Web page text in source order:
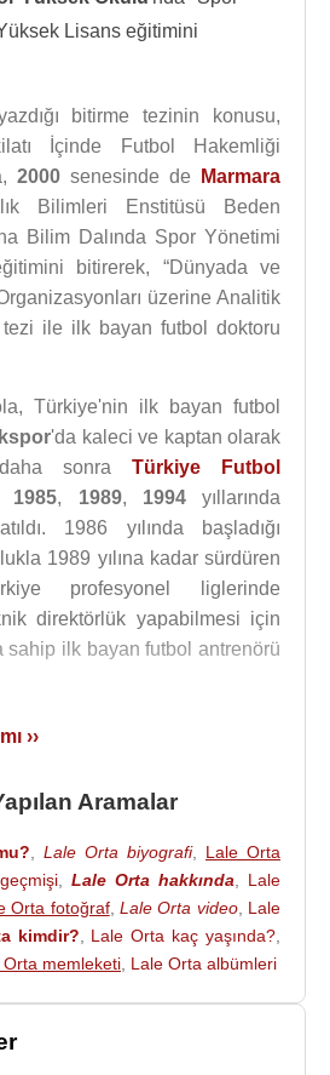
Lisans eğitimini
bitirme tezinin konusu,
İçinde Futbol Hakemliği
2000 senesinde de
Marmara
Bilimleri Enstitüsü Beden
Bilim Dalında Spor Yönetimi
bitirerek, “Dünyada ve
üzerine Analitik
tezi ile ilk bayan futbol doktoru
Türkiye'nin ilk bayan futbol
'da kaleci ve kaptan olarak
sonra Türkiye Futbol
1985, 1989, 1994yıllarında
1986 yılında başladığı
1989 yılına kadar sürdüren
profesyonel liglerinde
direktörlük yapabilmesi için
sahip ilk bayan futbol antrenörü
birçok dergi ve gazetede
1991 Fenerbahçe
oynanan
görevini üstlendi.
Gençlik ve Spor İl
açılan spor okullarında ve
Futbol Antrenörü olarak
››
Aramalar
Lale Orta biyografi, Lale Orta
Lale Orta hakkında
Lale
Orta fotoğraf,Lale Orta video, Lale
kimdir? Lale Orta kaç yaşında?
Orta memleketi Lale Orta albümleri